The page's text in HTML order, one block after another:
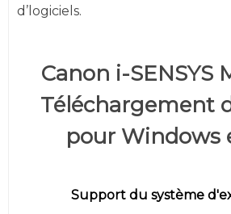
d’logiciels.
Canon i-SENSYS
Téléchargement
pour Windows
Support du système